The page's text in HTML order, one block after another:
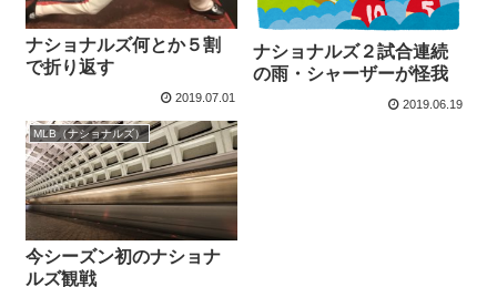
ナショナルズ何とか５割
で折り返す
2019.07.01
ナショナルズ２試合連続
の雨・シャーザーが怪我
2019.06.19
MLB（ナショナルズ）
今シーズン初のナショナ
ルズ観戦